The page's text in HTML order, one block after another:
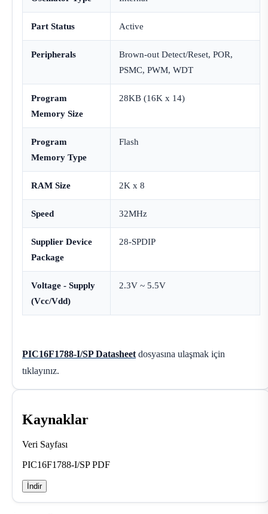
Part Status Active
Peripherals
Brown-out Detect/Reset, POR,
PSMC, PWM, WDT
Program
Memory Size
28KB (16K x 14)
Program
Memory Type
Flash
RAM Size 2K x 8
Speed 32MHz
Supplier Device
Package
28-SPDIP
Voltage - Supply
(Vcc/Vdd)
2.3V ~ 5.5V
PIC16F1788-I/SP Datasheet dosyasına ulaşmak için
tıklayınız.
Kaynaklar
Veri Sayfası
PIC16F1788-I/SP PDF
İndir